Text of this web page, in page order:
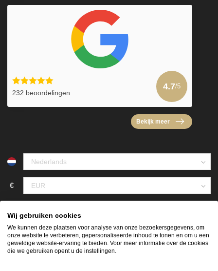
232 beoordelingen
4.7/5
Bekijk meer
€
Wij gebruiken cookies
We kunnen deze plaatsen voor analyse van onze bezoekersgegevens, om
onze website te verbeteren, gepersonaliseerde inhoud te tonen en om u een
geweldige website-ervaring te bieden. Voor meer informatie over de cookies
die we gebruiken opent u de instellingen.